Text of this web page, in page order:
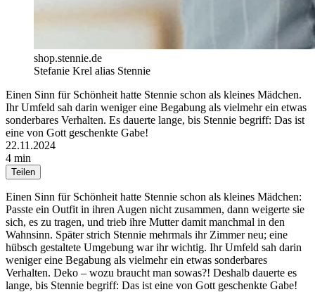
shop.stennie.de
Stefanie Krel alias Stennie
Einen Sinn für Schönheit hatte Stennie schon als kleines Mädchen.
Ihr Umfeld sah darin weniger eine Begabung als vielmehr ein etwas
sonderbares Verhalten. Es dauerte lange, bis Stennie begriff: Das ist
eine von Gott geschenkte Gabe!
22.11.2024
4 min
Teilen
Einen Sinn für Schönheit hatte Stennie schon als kleines Mädchen:
Passte ein Outfit in ihren Augen nicht zusammen, dann weigerte sie
sich, es zu tragen, und trieb ihre Mutter damit manchmal in den
Wahnsinn. Später strich Stennie mehrmals ihr Zimmer neu; eine
hübsch gestaltete Umgebung war ihr wichtig. Ihr Umfeld sah darin
weniger eine Begabung als vielmehr ein etwas sonderbares
Verhalten. Deko – wozu braucht man sowas?! Deshalb dauerte es
lange, bis Stennie begriff: Das ist eine von Gott geschenkte Gabe!